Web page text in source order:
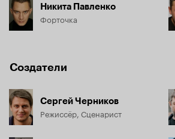
Никита Павленко
Форточка
Создатели
Сергей Черников
Режиссёр, Сценарист